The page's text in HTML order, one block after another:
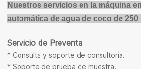
Nuestros servicios en la máquina
automática de agua de coco de 250
Servicio de Preventa
* Consulta y soporte de consultoría.
* Soporte de prueba de muestra.